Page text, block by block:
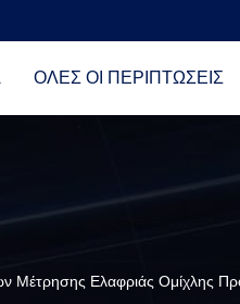
ΌΛΕΣ ΟΙ ΠΕΡΙΠΤΏΣΕΙΣ
Μέτρησης Ελαφριάς Ομίχλης